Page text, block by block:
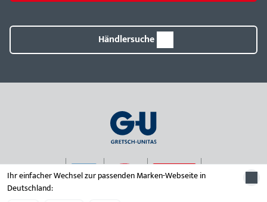
Ihr einfacher Wechsel zur passenden Marken-Webseite in
Deutschland:
Händlersuche